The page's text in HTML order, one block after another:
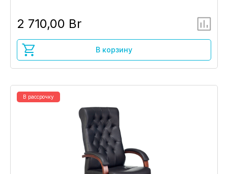
2 710,00 Br
В корзину
В рассрочку